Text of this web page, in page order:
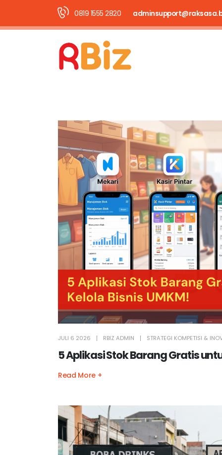
0819 1555 2820
JULI 6 2026 RBIZ ADMIN STRATEGI KOMPETISI &
5 Aplikasi Stok Barang Gratis
Read More +